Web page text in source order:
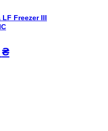
Freezer III
₴